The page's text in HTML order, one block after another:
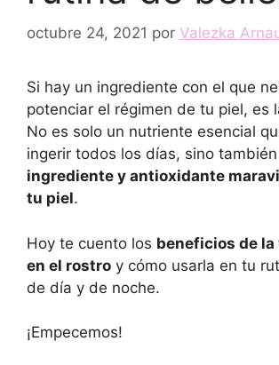
octubre 24, 2021 por Valezka
Si hay un ingrediente con el que
potenciar el régimen de tu piel, es
No es solo un nutriente esencial
ingerir todos los días, sino
ingrediente y antioxidante
tu piel.
Hoy te cuento los beneficios de la
en el rostro y cómo usarla en tu
de día y de noche.
¡Empecemos!